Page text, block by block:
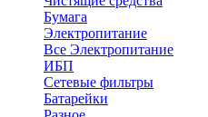
Бумага
Электропитание
Все Электропитание
ИБП
Сетевые фильтры
Батарейки